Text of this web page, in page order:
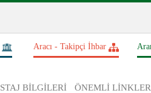
Aracı - Takipçi İhbar
STAJ BİLGİLERİ ÖNEMLİ LİNKLER